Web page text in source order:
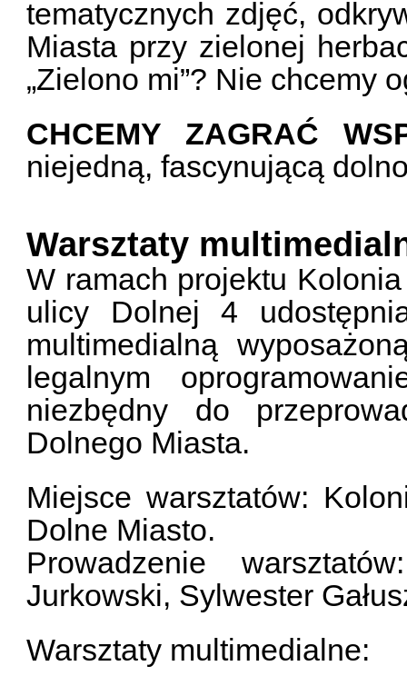
tematycznych zdjęć,
Miasta przy zielonej
„Zielono mi”? Nie chcemy
CHCEMY ZAGRAĆ
niejedną, fascynującą
Warsztaty
W ramach projektu
ulicy Dolnej 4
multimedialną
legalnym
niezbędny do
Dolnego Miasta.
Miejsce warsztatów:
Dolne Miasto.
Prowadzenie
Jurkowski, Sylwester
Warsztaty multimedialne: